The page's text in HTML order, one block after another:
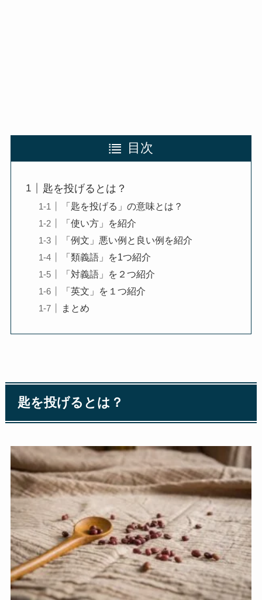
目次
匙を投げるとは？
「匙を投げる」の意味とは？
「使い方」を紹介
「例文」悪い例と良い例を紹介
「類義語」を1つ紹介
「対義語」を２つ紹介
「英文」を１つ紹介
まとめ
匙を投げるとは？